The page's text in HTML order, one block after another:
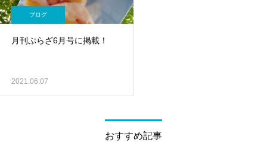
ブログ
月刊ぷらざ6月号に掲載！
2021.06.07
おすすめ記事